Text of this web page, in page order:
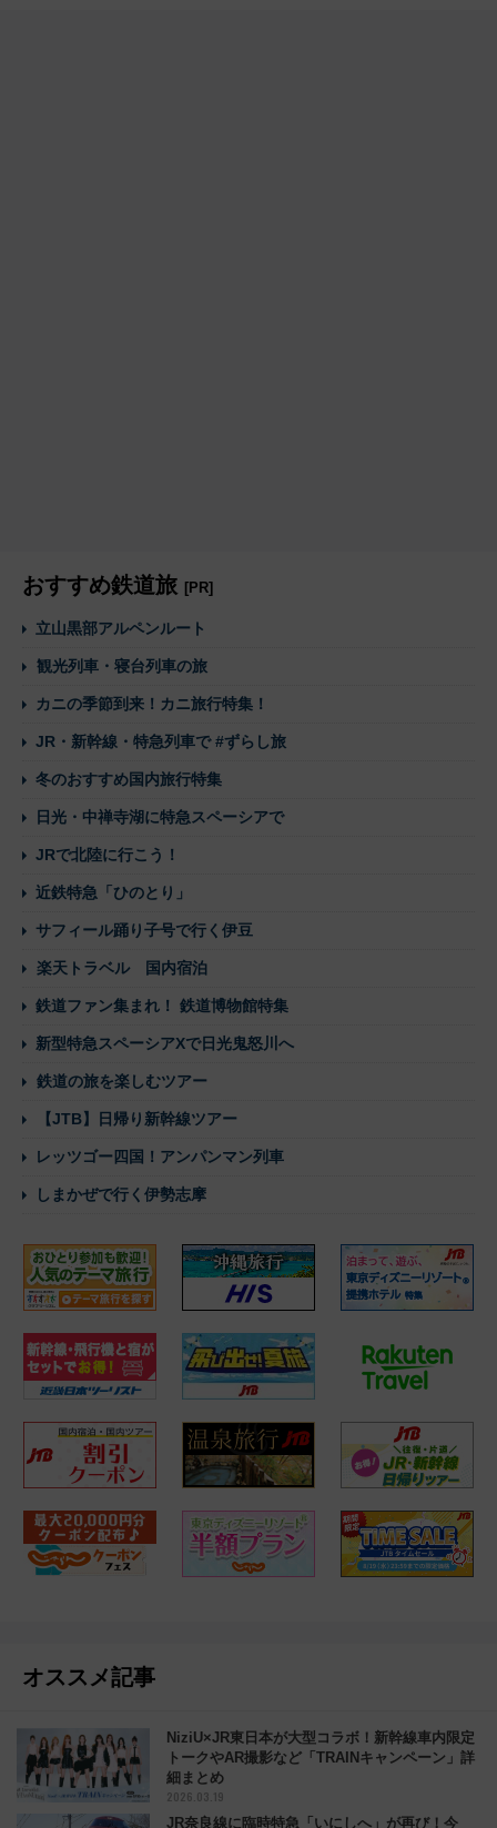
おすすめ鉄道旅 [PR]
立山黒部アルペンルート
観光列車・寝台列車の旅
カニの季節到来！カニ旅行特集！
JR・新幹線・特急列車で #ずらし旅
冬のおすすめ国内旅行特集
日光・中禅寺湖に特急スペーシアで
JRで北陸に行こう！
近鉄特急「ひのとり」
サフィール踊り子号で行く伊豆
楽天トラベル 国内宿泊
鉄道ファン集まれ！ 鉄道博物館特集
新型特急スペーシアXで日光鬼怒川へ
鉄道の旅を楽しむツアー
【JTB】日帰り新幹線ツアー
レッツゴー四国！アンパンマン列車
しまかぜで行く伊勢志摩
オススメ記事
NiziU×JR東日本が大型コラボ！新幹線車内限定
トークやAR撮影など「TRAINキャンペーン」詳
細まとめ
2026.03.19
JR奈良線に臨時特急「いにしへ」が再び！今